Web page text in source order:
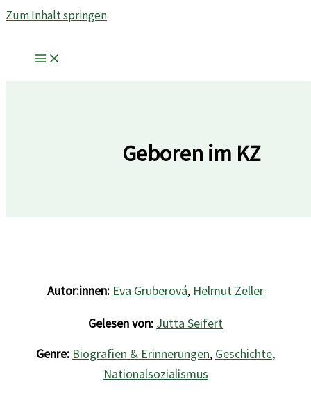
Zum Inhalt springen
Geboren im KZ
Autor:innen: Eva Gruberová, Helmut Zeller
Gelesen von: Jutta Seifert
Genre: Biografien & Erinnerungen, Geschichte,
Nationalsozialismus